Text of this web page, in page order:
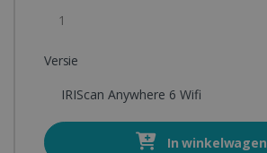
Versie
IRIScan Anywhere 6 Wifi
In winkelwagen